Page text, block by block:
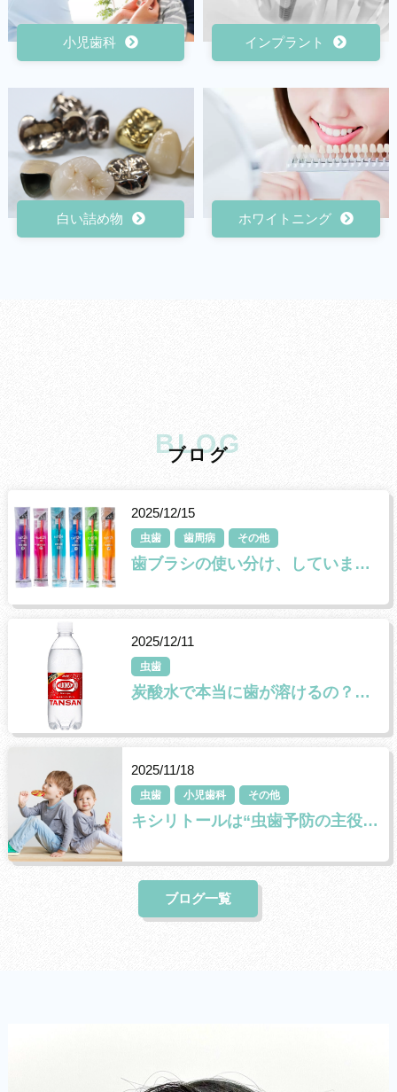
小児歯科 インプラント
白い詰め物 ホワイトニング
BLOG
ブログ
2025/12/15
虫歯 歯周病 その他
歯ブラシの使い分け、していますか？
2025/12/11
虫歯
炭酸水で本当に歯が溶けるの？ 歯科医師が解説します🦷✨
2025/11/18
虫歯 小児歯科 その他
キシリトールは“虫歯予防の主役” ではありません
ブログ一覧